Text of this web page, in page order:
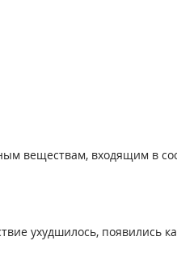
веществам, входящим в
ухудшилось, появились